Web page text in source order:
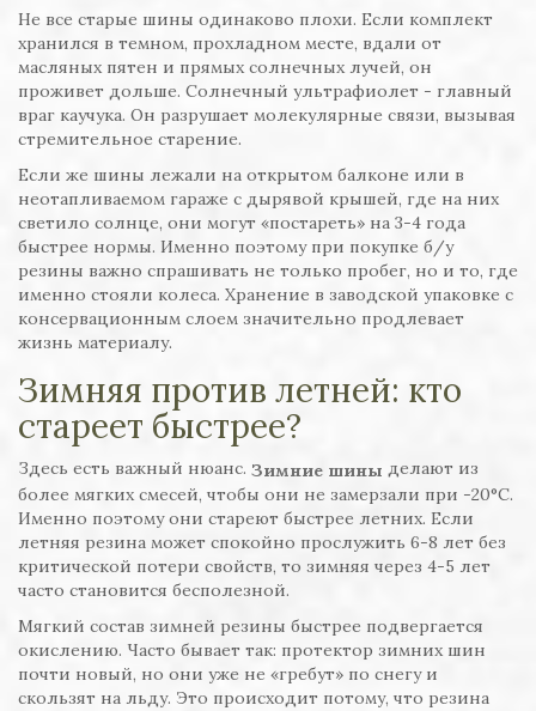
Не все старые шины одинаково плохи. Если комплект
хранился в темном, прохладном месте, вдали от
масляных пятен и прямых солнечных лучей, он
проживет дольше. Солнечный ультрафиолет - главный
враг каучука. Он разрушает молекулярные связи, вызывая
стремительное старение.
Если же шины лежали на открытом балконе или в
неотапливаемом гараже с дырявой крышей, где на них
светило солнце, они могут «постареть» на 3-4 года
быстрее нормы. Именно поэтому при покупке б/у
резины важно спрашивать не только пробег, но и то, где
именно стояли колеса. Хранение в заводской упаковке с
консервационным слоем значительно продлевает
жизнь материалу.
Зимняя против летней: кто
стареет быстрее?
Здесь есть важный нюанс. Зимние шины делают из
более мягких смесей, чтобы они не замерзали при -20°C.
Именно поэтому они стареют быстрее летних. Если
летняя резина может спокойно прослужить 6-8 лет без
критической потери свойств, то зимняя через 4-5 лет
часто становится бесполезной.
Мягкий состав зимней резины быстрее подвергается
окислению. Часто бывает так: протектор зимних шин
почти новый, но они уже не «гребут» по снегу и
скользят на льду. Это происходит потому, что резина